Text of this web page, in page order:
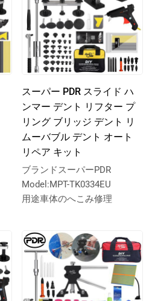
スーパー PDR スライド ハ
ンマー デント リフター プ
リング ブリッジ デント リ
ムーバブル デント オート
リペア キット
ブランドスーパーPDR
Model:MPT-TK0334EU
用途車体のへこみ修理